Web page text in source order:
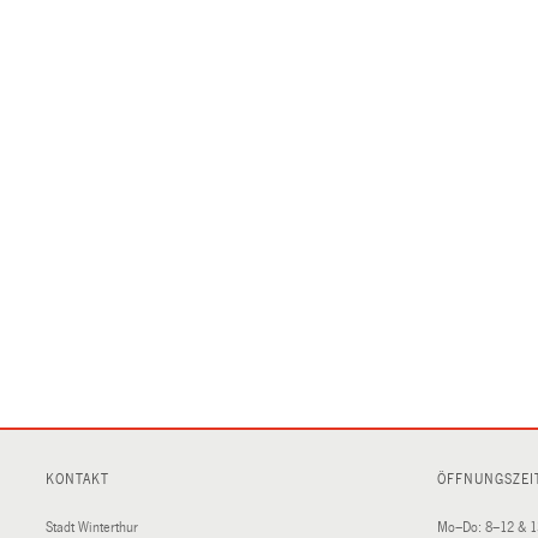
KONTAKT
Stadt Winterthur Mo–Do: 8–12 &